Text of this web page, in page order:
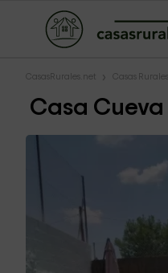
CasasRurales.net Casas Rurales
Casa Cueva